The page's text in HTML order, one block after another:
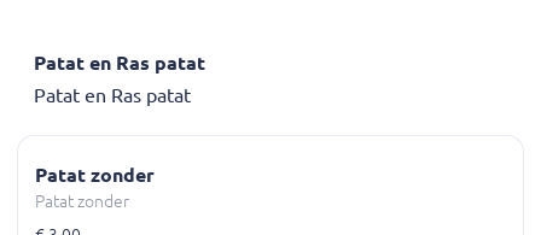
Patat en Ras patat
Patat en Ras patat
Patat zonder
Patat zonder